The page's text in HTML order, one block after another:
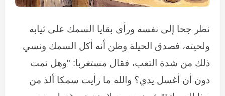
نظر جحا إلى نفسه ورأى بقايا السمك على ثيابه
ولحيته، فصدق الحيلة وظن أنه أكل السمك ونسي
ذلك من شدة التعب، فقال مستغربا: "وهل نمت
دون أن أغسل يدي؟ والله ما رأيت سمكا ألذ من